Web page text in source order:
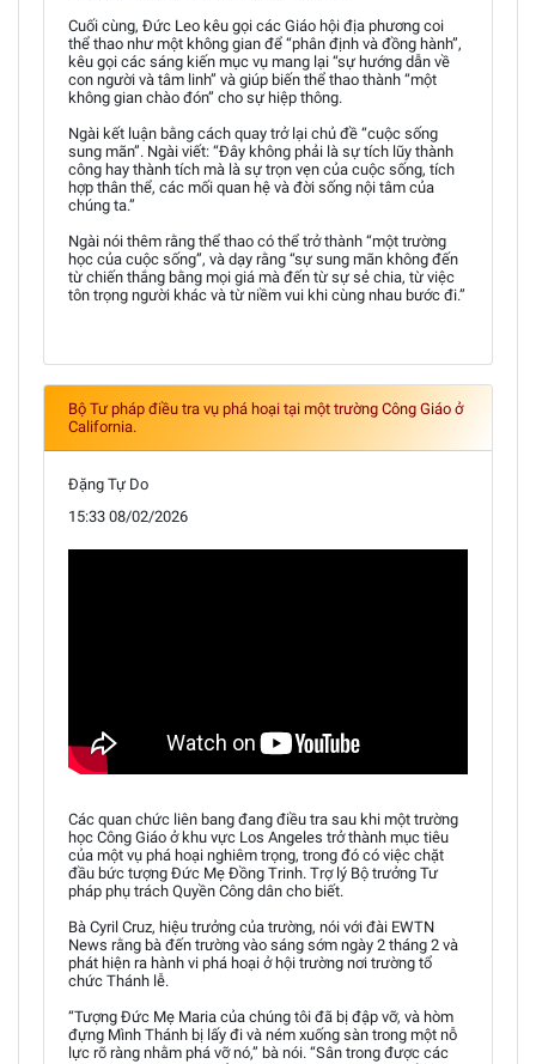
Cuối cùng, Đức Leo kêu gọi các Giáo hội địa phương coi
thể thao như một không gian để “phân định và đồng hành”,
kêu gọi các sáng kiến mục vụ mang lại “sự hướng dẫn về
con người và tâm linh” và giúp biến thể thao thành “một
không gian chào đón” cho sự hiệp thông.
Ngài kết luận bằng cách quay trở lại chủ đề “cuộc sống
sung mãn”. Ngài viết: “Đây không phải là sự tích lũy thành
công hay thành tích mà là sự trọn vẹn của cuộc sống, tích
hợp thân thể, các mối quan hệ và đời sống nội tâm của
chúng ta.”
Ngài nói thêm rằng thể thao có thể trở thành “một trường
học của cuộc sống”, và dạy rằng “sự sung mãn không đến
từ chiến thắng bằng mọi giá mà đến từ sự sẻ chia, từ việc
tôn trọng người khác và từ niềm vui khi cùng nhau bước đi.”
Bộ Tư pháp điều tra vụ phá hoại tại một trường Công Giáo ở
California.
Đặng Tự Do
15:33 08/02/2026
Các quan chức liên bang đang điều tra sau khi một trường
học Công Giáo ở khu vực Los Angeles trở thành mục tiêu
của một vụ phá hoại nghiêm trọng, trong đó có việc chặt
đầu bức tượng Đức Mẹ Đồng Trinh. Trợ lý Bộ trưởng Tư
pháp phụ trách Quyền Công dân cho biết.
Bà Cyril Cruz, hiệu trưởng của trường, nói với đài EWTN
News rằng bà đến trường vào sáng sớm ngày 2 tháng 2 và
phát hiện ra hành vi phá hoại ở hội trường nơi trường tổ
chức Thánh lễ.
“Tượng Đức Mẹ Maria của chúng tôi đã bị đập vỡ, và hòm
đựng Mình Thánh bị lấy đi và ném xuống sàn trong một nỗ
lực rõ ràng nhằm phá vỡ nó,” bà nói. “Sân trong được các